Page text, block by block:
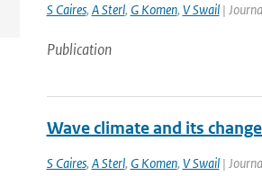
S Caires, A Sterl, G Komen, V Swail|
Publication
Wave climate and its
S Caires, A Sterl, G Komen, V Swail|